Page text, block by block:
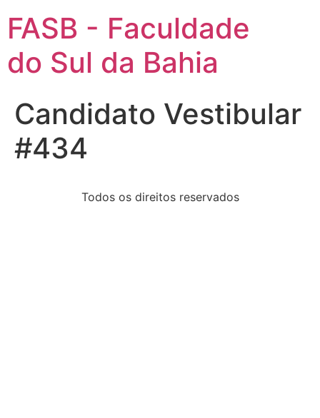
FASB - Faculdade
do Sul da Bahia
Candidato Vestibular
#434
Todos os direitos reservados